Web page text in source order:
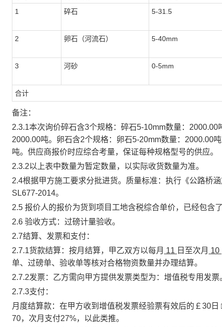
1 碎石 5-31.5
2 卵石（河流石） 5-40mm
3 河砂 0-5mm
合计
备注：
2.3.1本次询价碎石含3个规格：碎石5-10mm数量：
2000.00吨。卵石含2个规格：卵石5-20mm数量：2000.00
吨。供应商报价时应综合考量，保证每种规格型号的供应。
2.3.2以上表中数量为暂定数量，以实际收货数量为准。
2.4根据甲方施工要求分批进货。质量标准：执行《公路桥
SL677-2014。
2.5 报价人的报价为货到项目工地含税综合单价，已经包含
2.6 验收方式：过磅计量验收。
2.7结算、发票和支付：
2.7.1货款结算：按月结算，甲乙双方以每月 11 日至次月 10
单、过磅单、验收单等核对合格物资数量并办理结算。
2.7.2发票： 乙方需向甲方提供发票类型为：增值税专用发
2.7.3支付：
月度结算款：在甲方收到增值税发票经验票有效后的￡30
70， 次月支付27%，以此类推。